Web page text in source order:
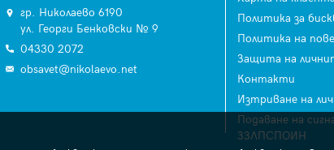
гр. Николаево 6190
ул. Георги Бенковски № 9
04330 2072
obsavet@nikolaevo.net
Политика за
Политика на
Защита на
Контакти
Изтриване на
Подаване на
ЗЗЛПСПОИН